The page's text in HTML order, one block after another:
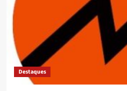
Destaques